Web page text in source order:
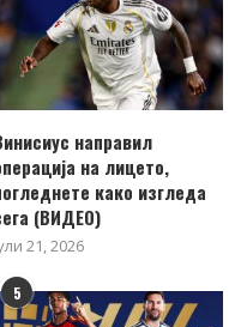
направил
на лицето,
како изгледа
(ВИДЕО)
21, 2026
5